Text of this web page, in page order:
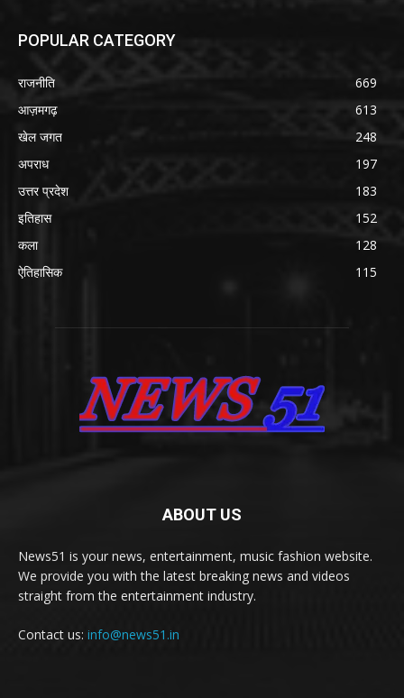
POPULAR CATEGORY
राजनीति
669
आज़मगढ़
613
खेल जगत
248
अपराध
197
उत्तर प्रदेश
183
इतिहास
152
कला
128
ऐतिहासिक
115
ABOUT US
News51 is your news, entertainment, music fashion website.
We provide you with the latest breaking news and videos
straight from the entertainment industry.
Contact us: info@news51.in